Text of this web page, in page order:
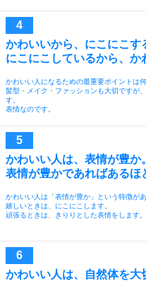
かわいいから、にこにこす
にこにこしているから、か
かわいい人になるための最重要ポイントは何
髪型・メイク・ファッションも大切ですが
す。
表情なのです。
かわいい人は、表情が豊か。
表情が豊かであればあるほ
かわいい人は「表情が豊か」という特徴があ
嬉しいときは、にこにこします。
頑張るときは、きりりとした表情をします。
かわいい人は、自然体を大